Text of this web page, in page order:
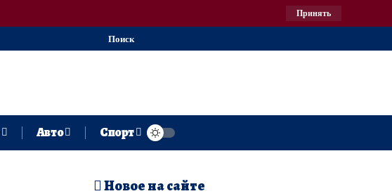
Принять
Поиск
Авто Спорт
Новое на сайте